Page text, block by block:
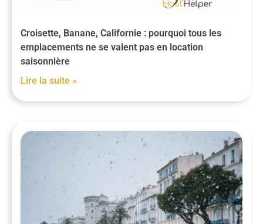
Croisette, Banane, Californie : pourquoi tous les
emplacements ne se valent pas en location
saisonnière
Lire la suite »